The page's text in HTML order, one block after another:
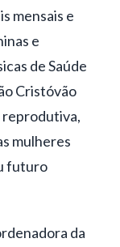
mensais e
e
de Saúde
Cristóvão
reprodutiva,
mulheres
futuro
da